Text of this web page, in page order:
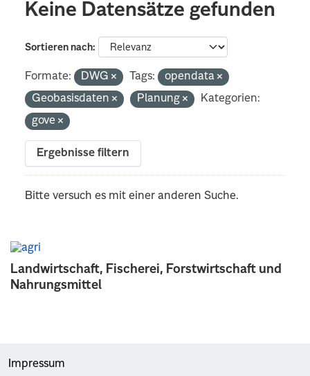
Landwirtschaft, Fischerei, Forstwirtschaft und
Nahrungsmittel
Keine Datensätze gefunden
Sortieren nach
Formate: DWG Tags:
opendata
Geobasisdaten
Planung
Kategorien:
gove
Ergebnisse filtern
Bitte versuch es mit einer anderen Suche.
Impressum